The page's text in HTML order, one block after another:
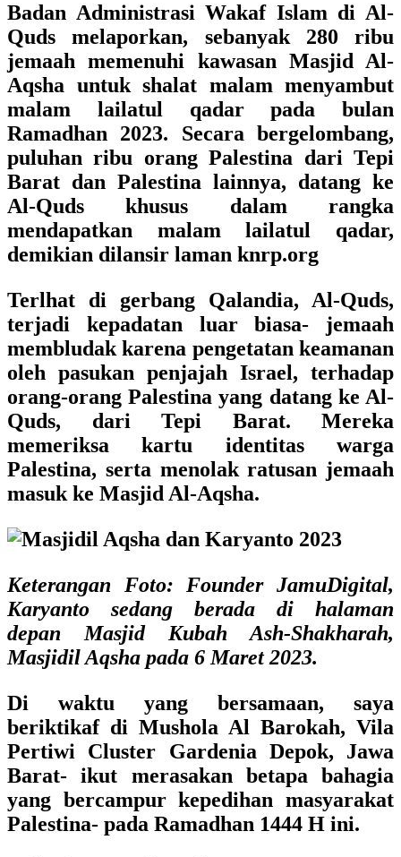
Badan Administrasi Wakaf Islam di Al-
Quds melaporkan, sebanyak 280 ribu
jemaah memenuhi kawasan Masjid Al-
Aqsha untuk shalat malam menyambut
malam lailatul qadar pada bulan
Ramadhan 2023. Secara bergelombang,
puluhan ribu orang Palestina dari Tepi
Barat dan Palestina lainnya, datang ke
Al-Quds khusus dalam rangka
mendapatkan malam lailatul qadar,
demikian dilansir laman knrp.org
Terlhat di gerbang Qalandia, Al-Quds,
terjadi kepadatan luar biasa- jemaah
membludak karena pengetatan keamanan
oleh pasukan penjajah Israel, terhadap
orang-orang Palestina yang datang ke Al-
Quds, dari Tepi Barat. Mereka
memeriksa kartu identitas warga
Palestina, serta menolak ratusan jemaah
masuk ke Masjid Al-Aqsha.
Keterangan Foto: Founder JamuDigital,
Karyanto sedang berada di halaman
depan Masjid Kubah Ash-Shakharah,
Masjidil Aqsha pada 6 Maret 2023.
Di waktu yang bersamaan, saya
beriktikaf di Mushola Al Barokah, Vila
Pertiwi Cluster Gardenia Depok, Jawa
Barat- ikut merasakan betapa bahagia
yang bercampur kepedihan masyarakat
Palestina- pada Ramadhan 1444 H ini.